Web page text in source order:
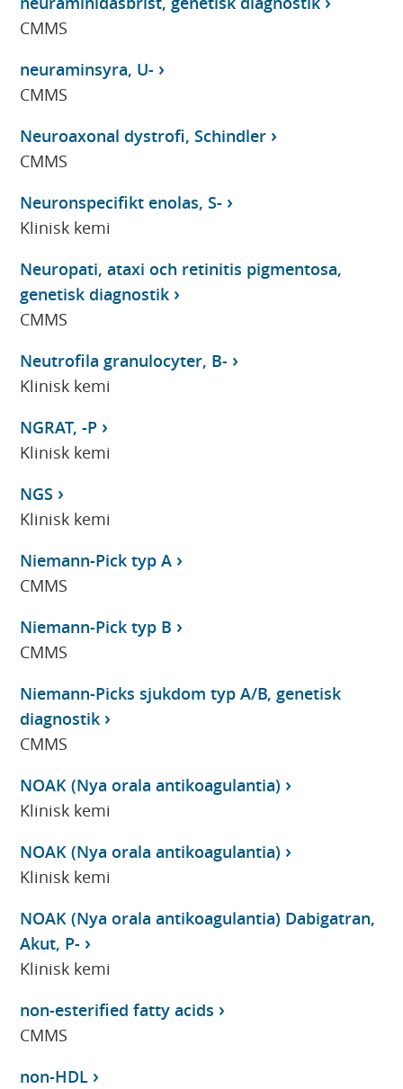
CMMS
neuraminsyra, U-
CMMS
Neuroaxonal dystrofi, Schindler
CMMS
Neuronspecifikt enolas, S-
Klinisk kemi
Neuropati, ataxi och retinitis pigmentosa,
genetisk diagnostik
CMMS
Neutrofila granulocyter, B-
Klinisk kemi
NGRAT, -P
Klinisk kemi
NGS
Klinisk kemi
Niemann-Pick typ A
CMMS
Niemann-Pick typ B
CMMS
Niemann-Picks sjukdom typ A/B, genetisk
diagnostik
CMMS
NOAK (Nya orala antikoagulantia)
Klinisk kemi
NOAK (Nya orala antikoagulantia)
Klinisk kemi
NOAK (Nya orala antikoagulantia) Dabigatran,
Akut, P-
Klinisk kemi
non-esterified fatty acids
CMMS
non-HDL